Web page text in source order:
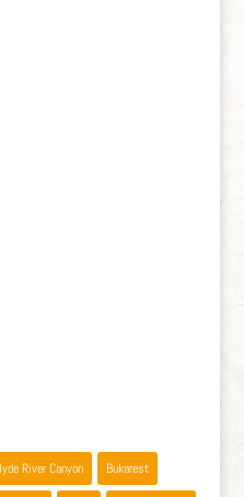
River Canyon Bukarest